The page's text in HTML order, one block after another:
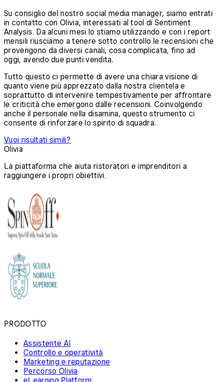
Su consiglio del nostro social media manager, siamo entrati
in contatto con Olivia, interessati al tool di Sentiment
Analysis. Da alcuni mesi lo stiamo utilizzando e con i report
mensili riusciamo a tenere sotto controllo le recensioni che
provengono da diversi canali, cosa complicata, fino ad
oggi, avendo due punti vendita.
Tutto questo ci permette di avere una chiara visione di
quanto viene più apprezzato dalla nostra clientela e
soprattutto di intervenire tempestivamente per affrontare
le criticità che emergono dalle recensioni. Coinvolgendo
anche il personale nella disamina, questo strumento ci
consente di rinforzare lo spirito di squadra.
Vuoi risultati simili?
Olivia
La piattaforma che aiuta ristoratori e imprenditori a
raggiungere i propri obiettivi.
PRODOTTO
Assistente AI
Controllo e operatività
Marketing e reputazione
Percorso Olivia